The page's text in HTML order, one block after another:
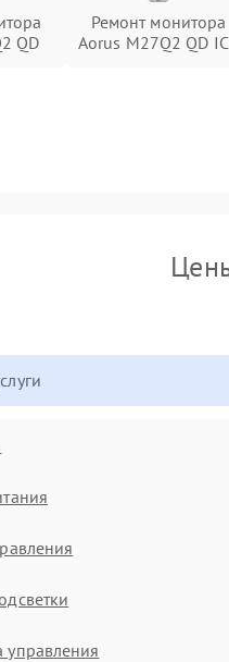
QD
Ремонт монитора
Aorus M27Q2 QD